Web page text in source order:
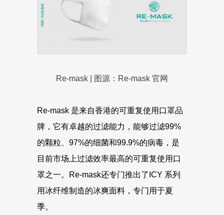
Re-mask | 图源：Re-mask 官网
Re-mask 是来自香港的可重复使用口罩品
牌，它有卓越的过滤能力，能够过滤99%
的颗粒、97%的细菌和99.9%的病毒，是
目前市场上过滤效率最高的可重复使用口
罩之一。Re-mask还专门推出了ICY 系列
用冰纤维制造的冰爽面料，专门用于夏
季。